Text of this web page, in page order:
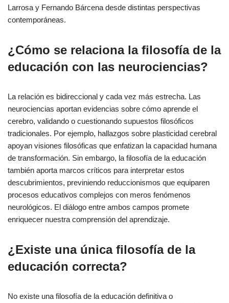
Larrosa y Fernando Bárcena desde distintas perspectivas
contemporáneas.
¿Cómo se relaciona la filosofía de la
educación con las neurociencias?
La relación es bidireccional y cada vez más estrecha. Las
neurociencias aportan evidencias sobre cómo aprende el
cerebro, validando o cuestionando supuestos filosóficos
tradicionales. Por ejemplo, hallazgos sobre plasticidad cerebral
apoyan visiones filosóficas que enfatizan la capacidad humana
de transformación. Sin embargo, la filosofía de la educación
también aporta marcos críticos para interpretar estos
descubrimientos, previniendo reduccionismos que equiparen
procesos educativos complejos con meros fenómenos
neurológicos. El diálogo entre ambos campos promete
enriquecer nuestra comprensión del aprendizaje.
¿Existe una única filosofía de la
educación correcta?
No existe una filosofía de la educación definitiva o